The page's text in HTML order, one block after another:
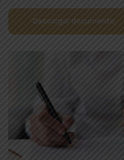
Descargar documento